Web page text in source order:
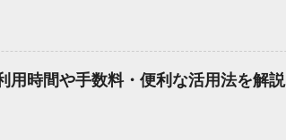
入力） 入力したい文字の「Unicode（
」**と入力する。 直後にキーボードの
る漢字（例：𠮷）に変換されます。 注記：
LINEや公式アプリの連携です。これらを活
い毎日をサポートする便利な受け取り術と
に変わる「スマートクラブ」とは？ まず押
ブ」です。これは、荷物の配送状況をリアル
いてログインする手間がありましたが、現在
用時間や手数料・便利な活用法を解説